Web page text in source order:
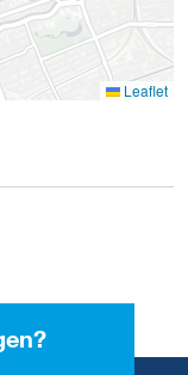
Leaflet